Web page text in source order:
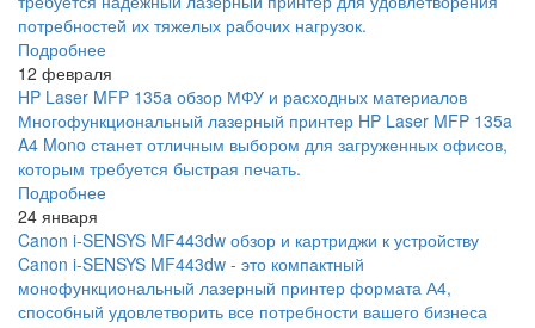
потребностей их тяжелых рабочих нагрузок.
Подробнее
12 февраля
HP Laser MFP 135a обзор МФУ и расходных материалов
Многофункциональный лазерный принтер HP Laser MFP 135a
A4 Mono станет отличным выбором для загруженных офисов,
которым требуется быстрая печать.
Подробнее
24 января
Canon i-SENSYS MF443dw обзор и картриджи к устройству
Canon i-SENSYS MF443dw - это компактный
монофункциональный лазерный принтер формата А4,
способный удовлетворить все потребности вашего бизнеса